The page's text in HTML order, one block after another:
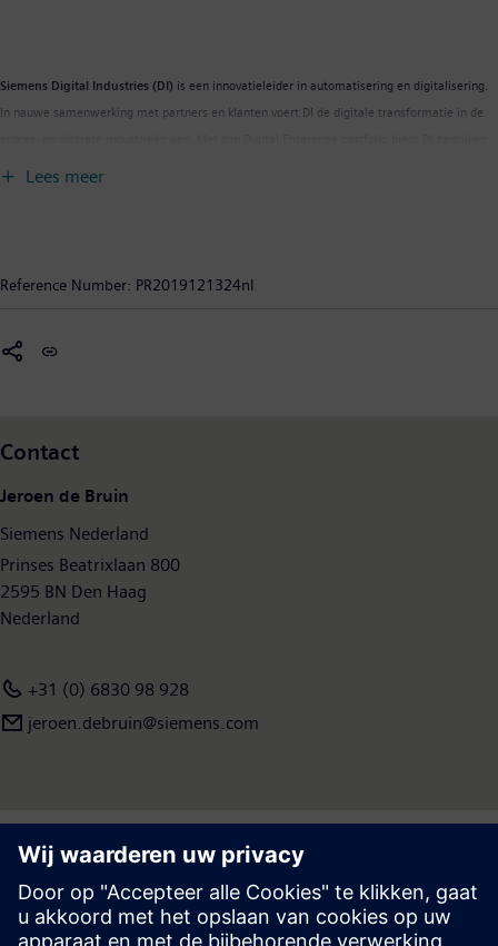
Siemens Digital Industries (DI) is een innovatieleider in automatisering en digitalisering.
In nauwe samenwerking met partners en klanten voert DI de digitale transformatie in de
Lees meer
Reference Number: PR2019121324nl
Contact
Jeroen de Bruin
Siemens Nederland
Prinses Beatrixlaan 800
2595 BN Den Haag
Nederland
+31 (0) 6830 98 928
jeroen.debruin@siemens.com